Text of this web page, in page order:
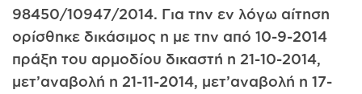
98450/10947/2014. Για την εν λόγω αίτηση
ορίσθηκε δικάσιμος η με την από 10-9-2014
πράξη του αρμοδίου δικαστή η 21-10-2014,
μετ’αναβολή η 21-11-2014, μετ’αναβολή η 17-